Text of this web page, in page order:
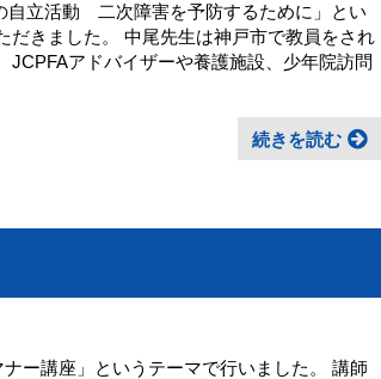
自立活動 二次障害を予防するために」とい
きました。 中尾先生は神戸市で教員をされ
アドバイザーや養護施設、少年院訪問
続きを読む
ー講座」というテーマで行いました。 講師